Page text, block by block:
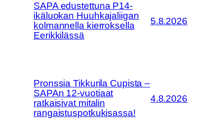
SAPA edustettuna P14-
ikäluokan Huuhkajaliigan
kolmannella kierroksella
Eerikkilässä
5.8.2026
Pronssia Tikkurila Cupista –
SAPAn 12-vuotiaat
ratkaisivat mitalin
rangaistuspotkukisassa!
4.8.2026